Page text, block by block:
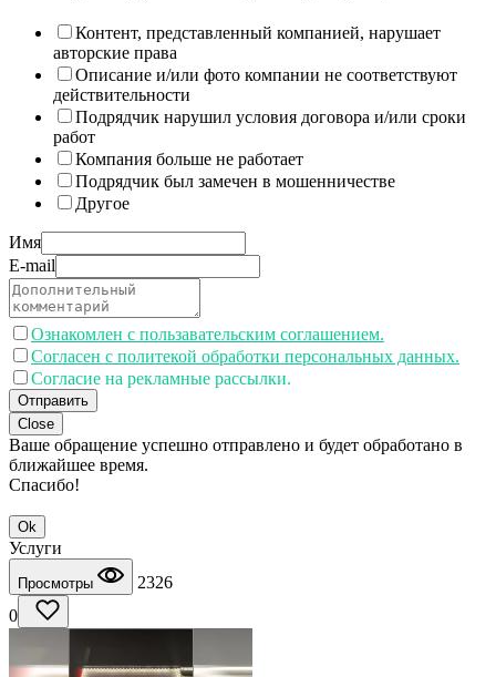
Контент, представленный компанией, нарушает
авторские права
Описание и/или фото компании не соответствуют
действительности
Подрядчик нарушил условия договора и/или сроки
работ
Компания больше не работает
Подрядчик был замечен в мошенничестве
Другое
Имя
E-mail
Ознакомлен с пользавательским соглашением.
Согласен с политекой обработки персональных данных.
Согласие на рекламные рассылки.
Отправить
Close
Ваше обращение успешно отправлено и будет обработано в
ближайшее время.
Спасибо!
Ok
Услуги
Просмотры
2326
0